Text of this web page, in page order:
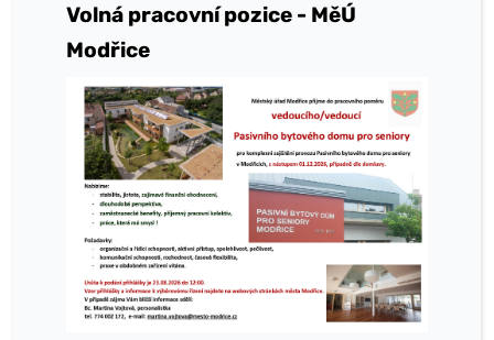
Volná pracovní pozice - MěÚ
Modřice